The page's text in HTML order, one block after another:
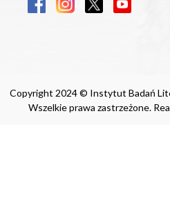
Copyright 2024 © Instytut Badań
Wszelkie prawa zastrzeżone.